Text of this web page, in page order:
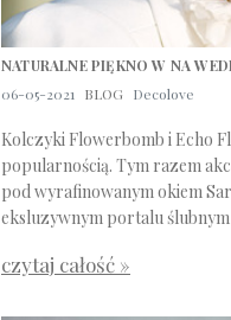
NATURALNE PIĘKNO W NA
06-05-2021
BLOG Decolove
Kolczyki Flowerbomb i Echo
popularnością. Tym razem
pod wyrafinowanym okiem
eksluzywnym portalu ślubnym
czytaj całość »